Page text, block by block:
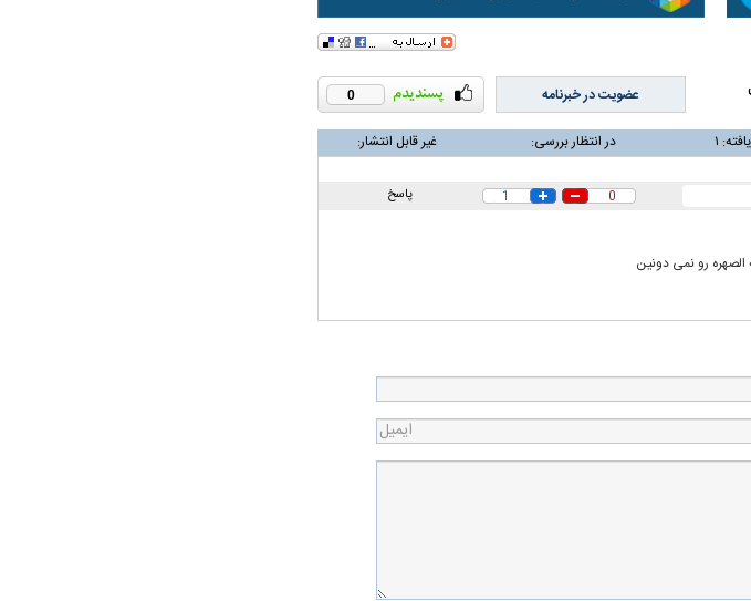
0 عضویت در خبرنامه
۱ در انتظار بررسی: غیر قابل انتشار:
پاسخ 0
1
رو نمی دونین
انجام می‌شد؟
حکومت پهلوی
مسیر جدید